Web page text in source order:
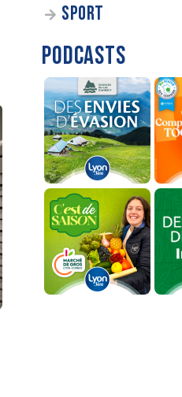
SPORT
PODCASTS